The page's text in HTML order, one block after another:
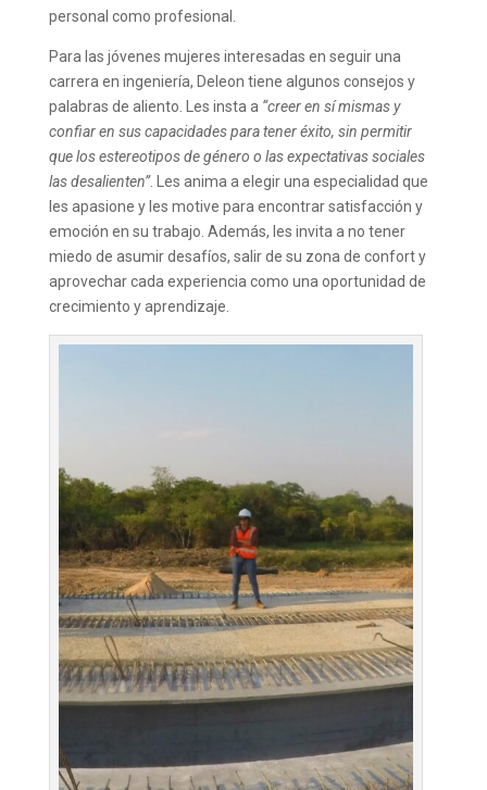
personal como profesional.
Para las jóvenes mujeres interesadas en seguir una
carrera en ingeniería, Deleon tiene algunos consejos y
palabras de aliento. Les insta a “creer en sí mismas y
confiar en sus capacidades para tener éxito, sin permitir
que los estereotipos de género o las expectativas sociales
las desalienten”. Les anima a elegir una especialidad que
les apasione y les motive para encontrar satisfacción y
emoción en su trabajo. Además, les invita a no tener
miedo de asumir desafíos, salir de su zona de confort y
aprovechar cada experiencia como una oportunidad de
crecimiento y aprendizaje.